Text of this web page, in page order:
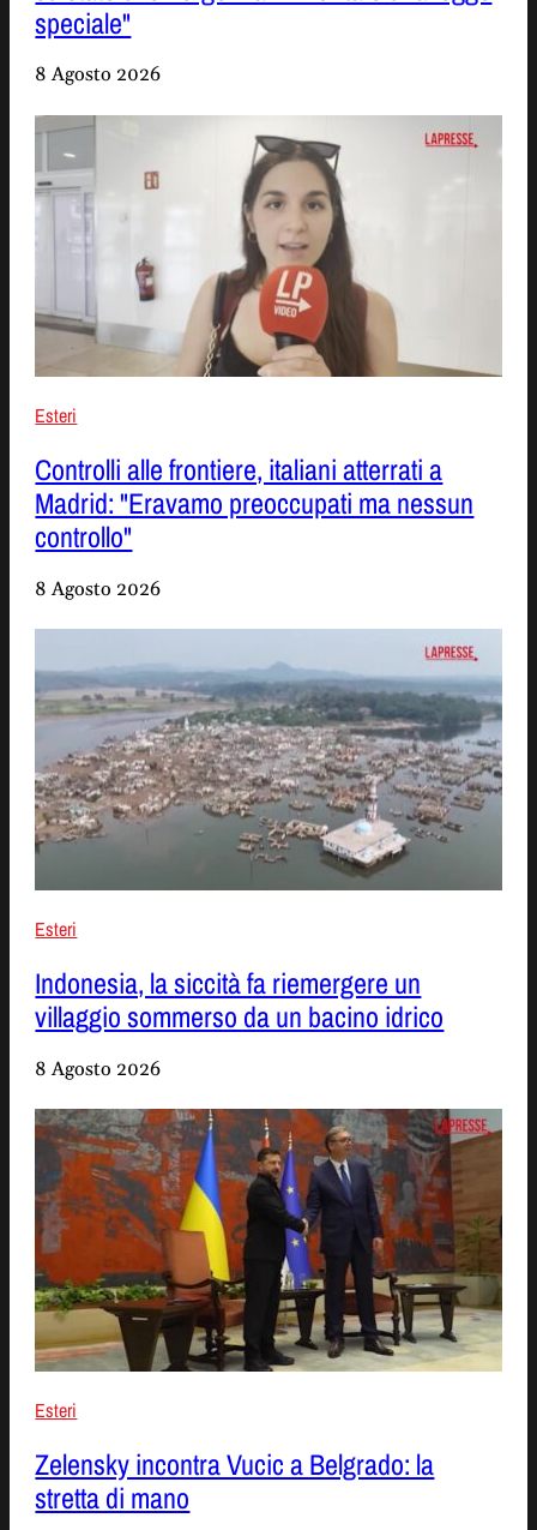
speciale"
8 Agosto 2026
Esteri
Controlli alle frontiere, italiani atterrati a
Madrid: "Eravamo preoccupati ma nessun
controllo"
8 Agosto 2026
Esteri
Indonesia, la siccità fa riemergere un
villaggio sommerso da un bacino idrico
8 Agosto 2026
Esteri
Zelensky incontra Vucic a Belgrado: la
stretta di mano